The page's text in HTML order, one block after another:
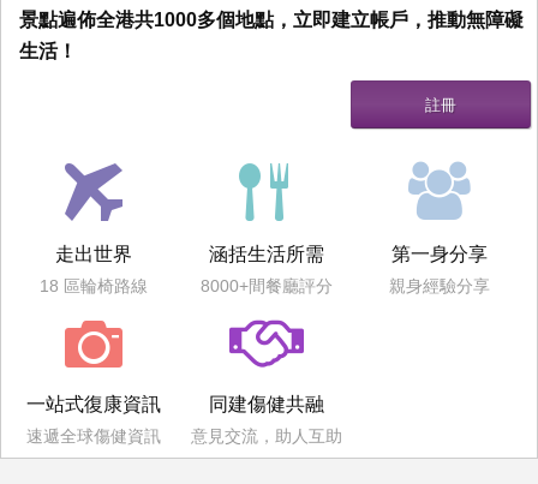
景點遍佈全港共1000多個地點，立即建立帳戶，推動無障礙
生活！
走出世界
18 區輪椅路線
涵括生活所需
8000+間餐廳評分
第一身分享
親身經驗分享
一站式復康資訊
速遞全球傷健資訊
同建傷健共融
意見交流，助人互助